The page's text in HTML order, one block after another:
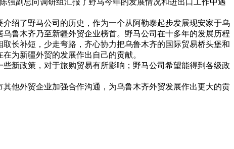
绍了野马公司的历史，作为一个从阿勒泰起步发展现安家于乌
鲁木齐乃至新疆外贸企业榜首。野马公司在十多年的发展历程
长补短，少走弯路，齐心协力把乌鲁木齐的国际贸易桥头堡和
为新疆外贸的发展作出自己的贡献。
新政策，对于旅购贸易有所影响；野马公司希望能得到各级政
他外贸企业加强合作沟通，为乌鲁木齐外贸发展作出更大的贡